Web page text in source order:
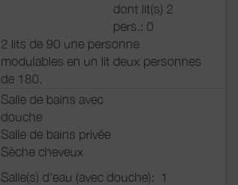
dont lit(s) 2
pers.: 0
2 lits de 90 une personne
modulables en un lit deux personnes
de 180.
Salle de bains avec
douche
Salle de bains privée
Sèche cheveux
Salle(s) d'eau (avec douche):
1